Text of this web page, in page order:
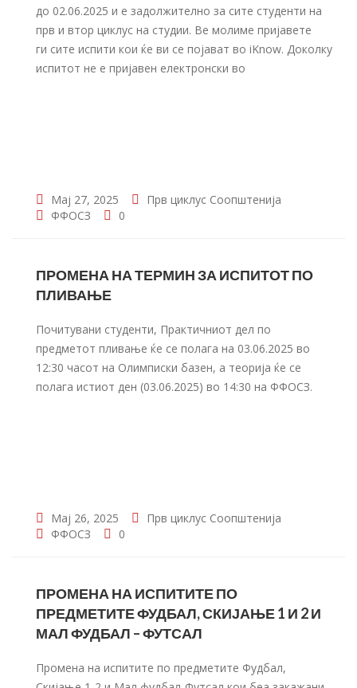
до 02.06.2025 и е задолжително за сите студенти на
прв и втор циклус на студии. Ве молиме пријавете
ги сите испити кои ќе ви се појават во iKnow. Доколку
испитот не е пријавен електронски во
Мај 27, 2025 Прв циклус Соопштенија
ФФОСЗ
0
ПРОМЕНА НА ТЕРМИН ЗА ИСПИТОТ ПО
ПЛИВАЊЕ
Почитувани студенти, Практичниот дел по
предметот пливање ќе се полага на 03.06.2025 во
12:30 часот на Олимписки базен, а теорија ќе се
полага истиот ден (03.06.2025) во 14:30 на ФФОСЗ.
Мај 26, 2025 Прв циклус Соопштенија
ФФОСЗ
0
ПРОМЕНА НА ИСПИТИТЕ ПО
ПРЕДМЕТИТЕ ФУДБАЛ, СКИЈАЊЕ 1 И 2 И
МАЛ ФУДБАЛ – ФУТСАЛ
Промена на испитите по предметите Фудбал,